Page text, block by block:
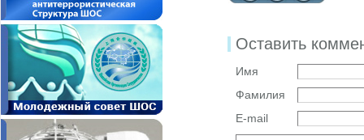
Оставить
Имя
Фамилия
E-mail